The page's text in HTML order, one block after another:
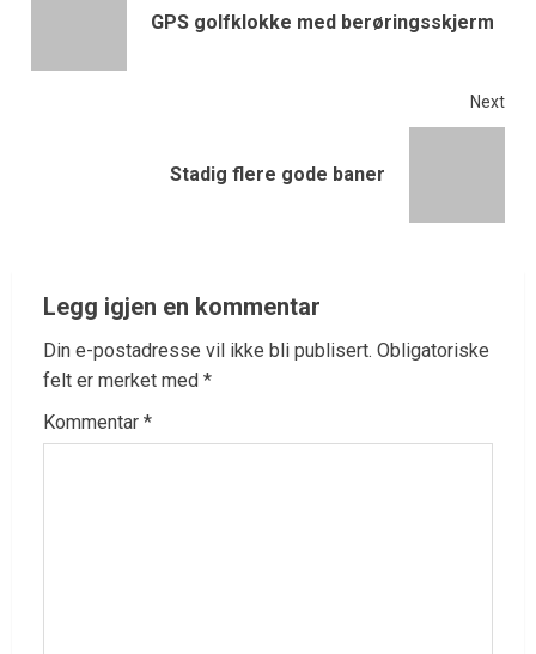
GPS golfklokke med berøringsskjerm
Next
Stadig flere gode baner
Legg igjen en kommentar
Din e-postadresse vil ikke bli publisert. Obligatoriske
felt er merket med *
Kommentar *